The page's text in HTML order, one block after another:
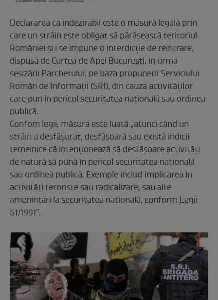
Declararea ca indezirabil este o măsură legală prin
care un străin este obligat să părăsească teritoriul
României și i se impune o interdicție de reintrare,
dispusă de Curtea de Apel București, în urma
sesizării Parchetului, pe baza propunerii Serviciului
Român de Informații (SRI), din cauza activităților
care pun în pericol securitatea națională sau ordinea
publică.
Confom legii, măsura este luată „atunci când un
străin a desfășurat, desfășoară sau există indicii
temeinice că intenționează să desfășoare activități
de natură să pună în pericol securitatea națională
sau ordinea publică. Exemple includ implicarea în
activități teroriste sau radicalizare, sau alte
amenințări la securitatea națională, conform Legii
51/1991”.